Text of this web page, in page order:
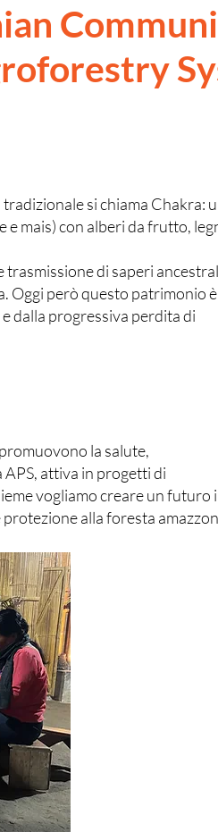
si chiama Chakra:
e mais) con alberi da frutto,
di saperi
Oggi però questo patrimonio è
dalla progressiva perdita di
la salute,
attiva in progetti di
vogliamo creare un futuro
alla foresta